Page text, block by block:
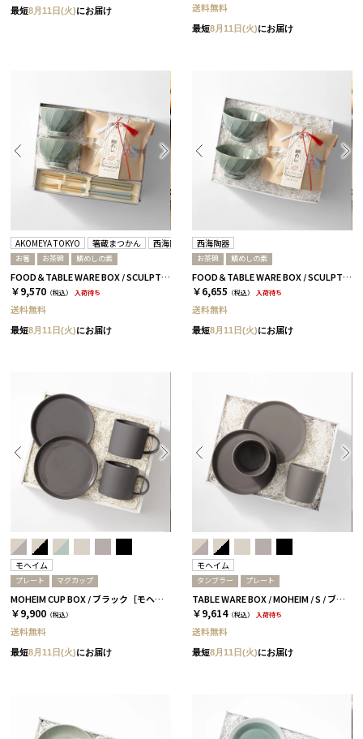
最短8月11日(火)にお届け 送料無料
最短8月11日(火)にお届け
AKOMEYA TOKYO 箸蔵まつかん 西海陶器
お箸 お茶碗 鯛めしの素
FOOD＆TABLE WARE BOX / SCULPTURE / 鯛めし+箸 / 浜色＆雲色
￥9,570 （税込） 入荷待ち
送料無料
最短8月11日(火)にお届け
西海陶器
お茶碗 鯛めしの素
FOOD＆TABLE WARE BOX / SCULPTURE / 鯛めし
￥6,655 （税込） 入荷待ち
送料無料
最短8月11日(火)にお届け
モヘイム
プレート マグカップ
MOHEIM CUP BOX / ブラック［モヘイム］
￥9,900 （税込）
送料無料
最短8月11日(火)にお届け
モヘイム
タンブラー プレート
TABLE WARE BOX / MOHEIM / S / ブラック
￥9,614（税込） 入荷待ち
送料無料
最短8月11日(火)にお届け